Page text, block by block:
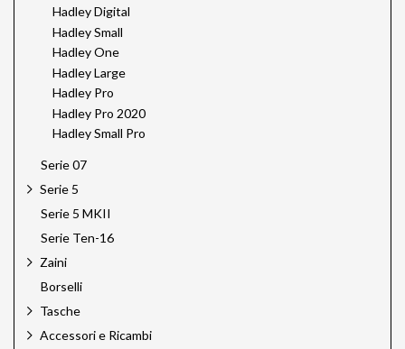
Hadley Digital
Hadley Small
Hadley One
Hadley Large
Hadley Pro
Hadley Pro 2020
Hadley Small Pro
Serie 07
Serie 5
Serie 5 MKII
Serie Ten-16
Zaini
Borselli
Tasche
Accessori e Ricambi